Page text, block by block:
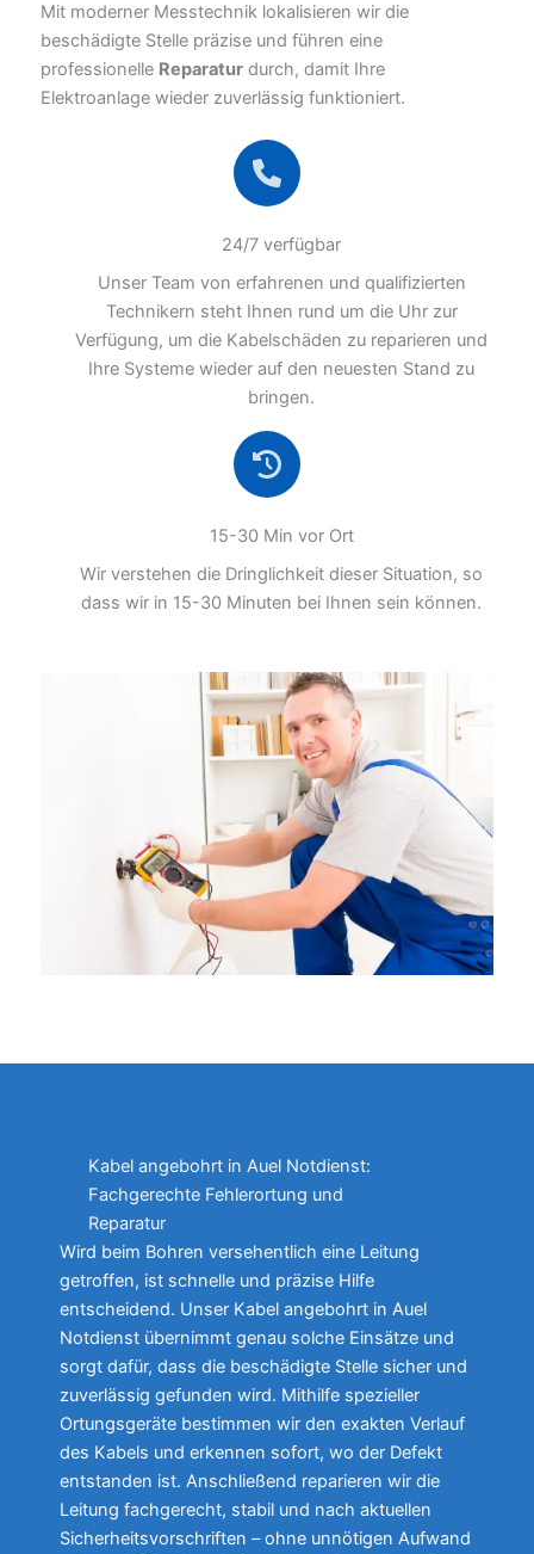
Mit moderner Messtechnik lokalisieren wir die
beschädigte Stelle präzise und führen eine
professionelle Reparatur durch, damit Ihre
Elektroanlage wieder zuverlässig funktioniert.
24/7 verfügbar
Unser Team von erfahrenen und qualifizierten
Technikern steht Ihnen rund um die Uhr zur
Verfügung, um die Kabelschäden zu reparieren und
Ihre Systeme wieder auf den neuesten Stand zu
bringen.
15-30 Min vor Ort
Wir verstehen die Dringlichkeit dieser Situation, so
dass wir in 15-30 Minuten bei Ihnen sein können.
Kabel angebohrt in Auel Notdienst:
Fachgerechte Fehlerortung und
Reparatur
Wird beim Bohren versehentlich eine Leitung
getroffen, ist schnelle und präzise Hilfe
entscheidend. Unser Kabel angebohrt in Auel
Notdienst übernimmt genau solche Einsätze und
sorgt dafür, dass die beschädigte Stelle sicher und
zuverlässig gefunden wird. Mithilfe spezieller
Ortungsgeräte bestimmen wir den exakten Verlauf
des Kabels und erkennen sofort, wo der Defekt
entstanden ist. Anschließend reparieren wir die
Leitung fachgerecht, stabil und nach aktuellen
Sicherheitsvorschriften – ohne unnötigen Aufwand